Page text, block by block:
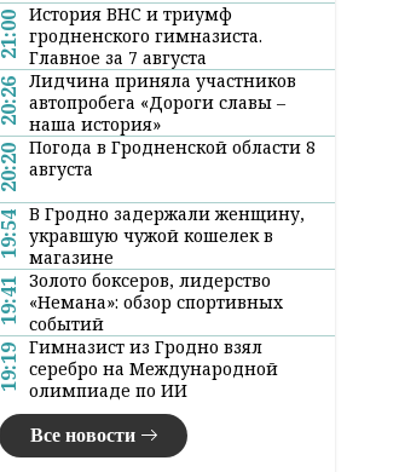
21:00 История ВНС и триумф
гродненского гимназиста.
Главное за 7 августа
20:26 Лидчина приняла участников
автопробега «Дороги славы –
наша история»
20:20 Погода в Гродненской области 8
августа
19:54 В Гродно задержали женщину,
укравшую чужой кошелек в
магазине
19:41 Золото боксеров, лидерство
«Немана»: обзор спортивных
событий
19:19 Гимназист из Гродно взял
серебро на Международной
олимпиаде по ИИ
Все новости